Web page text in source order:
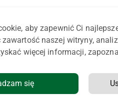
(dostępnytutaj) i
aby zapewnić Ci
naszej witryny,
więcej informacji,
się